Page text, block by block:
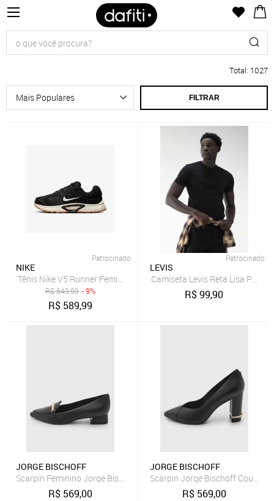
Total: 1027
FILTRAR
Patrocinado
NIKE
Tênis Nike V5 Runner Feminino
R$649,99 - 9%
R$ 589,99
Patrocinado
LEVIS
Camiseta Levis Reta Lisa Preta
R$99,90
JORGE BISCHOFF
Scarpin Feminino Jorge Bischoff Couro Salto Baixo Preto
R$ 569,00
JORGE BISCHOFF
Scarpin Jorge Bischoff Couro
R$ 569,00